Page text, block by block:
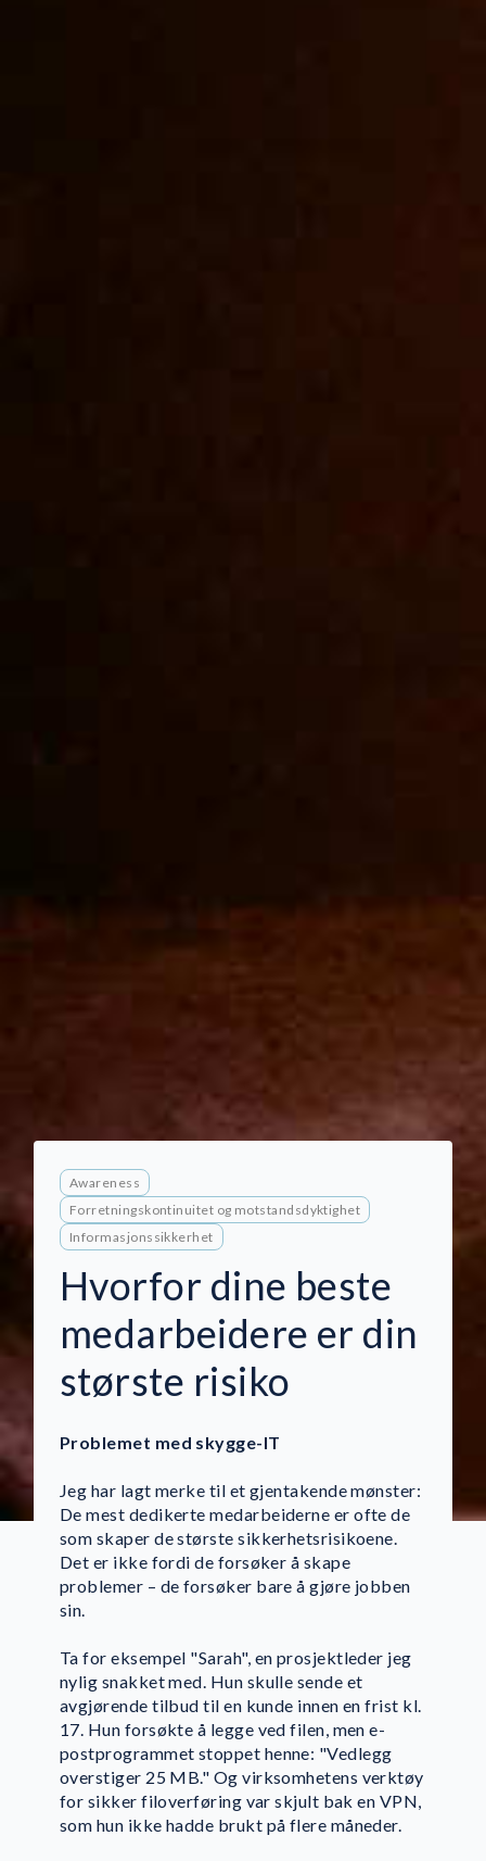
Awareness
Forretningskontinuitet og motstandsdyktighet
Informasjonssikkerhet
Hvorfor dine beste
medarbeidere er din
største risiko
Problemet med skygge-IT
Jeg har lagt merke til et gjentakende mønster:
De mest dedikerte medarbeiderne er ofte de
som skaper de største sikkerhetsrisikoene.
Det er ikke fordi de forsøker å skape
problemer – de forsøker bare å gjøre jobben
sin.
Ta for eksempel "Sarah", en prosjektleder jeg
nylig snakket med. Hun skulle sende et
avgjørende tilbud til en kunde innen en frist kl.
17. Hun forsøkte å legge ved filen, men e-
postprogrammet stoppet henne: "Vedlegg
overstiger 25 MB." Og virksomhetens verktøy
for sikker filoverføring var skjult bak en VPN,
som hun ikke hadde brukt på flere måneder.